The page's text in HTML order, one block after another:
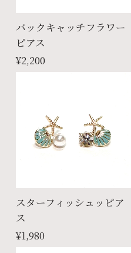
バックキャッチフラワー
ピアス
¥2,200
スターフィッシュッピア
ス
¥1,980